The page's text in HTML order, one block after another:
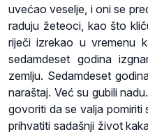
uvećao veselje, i oni se
raduju žeteoci, kao što
riječi izrekao u vremenu
sedamdeset godina
zemlju. Sedamdeset
naraštaj. Već su gubili
govoriti da se valja
prihvatiti sadašnji život